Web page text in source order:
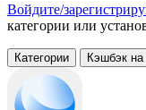
Войдите/
категории или
Категории Кэшбэк на